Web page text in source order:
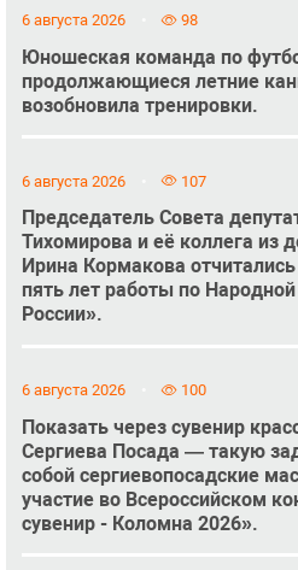
6 августа 2026 98
Юношеская команда по
продолжающиеся летние
возобновила тренировки.
6 августа 2026 107
Председатель Совета
Тихомирова и её коллега из
Ирина Кормакова
пять лет работы по
России».
6 августа 2026 100
Показать через сувенир
Сергиева Посада — такую
собой сергиевопосадские
участие во Всероссийском
сувенир - Коломна 2026».